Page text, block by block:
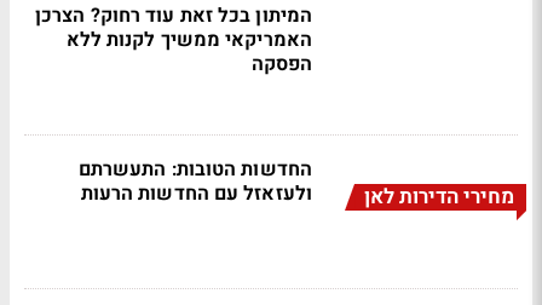
המיתון בכל זאת עוד רחוק? הצרכן
האמריקאי ממשיך לקנות ללא
הפסקה
מחירי הדירות לאן
החדשות הטובות: התעשרתם
ולעזאזל עם החדשות הרעות